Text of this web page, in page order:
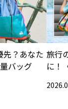
先？あなた
バッグ
旅行
に！